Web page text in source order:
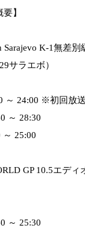
】
Sarajevo K-1無差
サラエボ）
～ 24:00 ※初回放送
～ 28:30
～ 25:00
GP 10.5エデ
～ 25:30